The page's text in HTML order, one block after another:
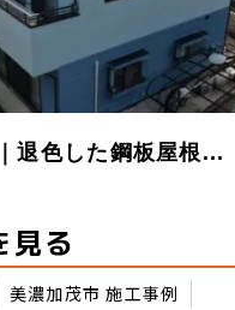
退色した鋼板屋根...
見る
美濃加茂市 施工事例